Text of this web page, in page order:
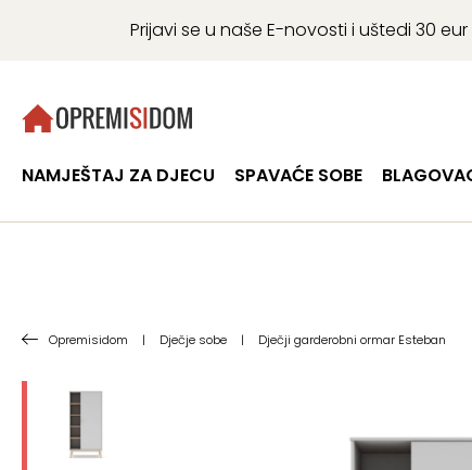
Prijavi se u naše E-novosti i uštedi 30
NAMJEŠTAJ ZA DJECU SPAVAĆE SOBE
Opremisidom | Dječje sobe | Dječji garderobni ormar Esteban